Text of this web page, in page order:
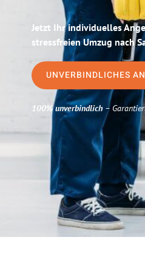
Jetzt Ihr individuelles
stressfreien Umzug nach
UNVERBINDLICHES
100% unverbindlich–